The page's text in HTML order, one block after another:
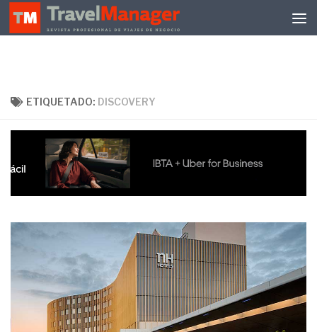
Debajo del contenido
ETIQUETADO: DISCOVERY